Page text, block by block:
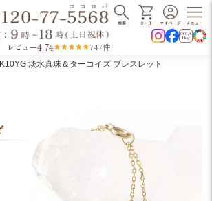
レビュー4.74 747件
K10YG 淡水真珠＆ターコイズ ブレスレット